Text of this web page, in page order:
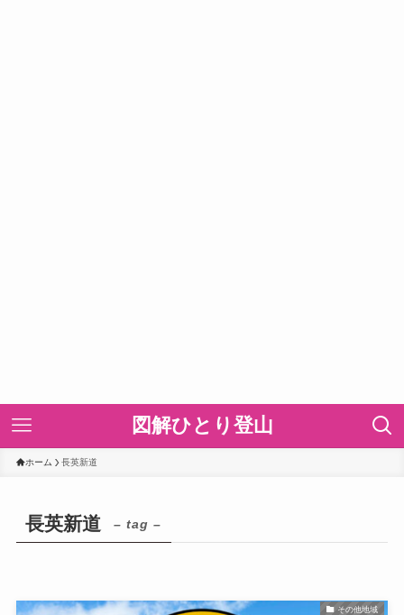
図解ひとり登山
ホーム 長英新道
長英新道 – tag –
その他地域